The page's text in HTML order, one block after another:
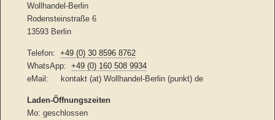
Wollhandel-Berlin
Rodensteinstraße 6
13593 Berlin
Telefon: +49 (0) 30 8596 8762
WhatsApp: +49 (0) 160 508 9934
eMail: kontakt (at) Wollhandel-Berlin (punkt) de
Laden-Öffnungszeiten
Mo: geschlossen